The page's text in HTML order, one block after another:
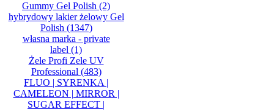
Gummy Gel Polish (2)
hybrydowy lakier żelowy Gel
Polish (1347)
własna marka - private
label (1)
Żele Profi Zele UV
Professional (483)
FLUO | SYRENKA |
CAMELEON | MIRROR |
SUGAR EFFECT |